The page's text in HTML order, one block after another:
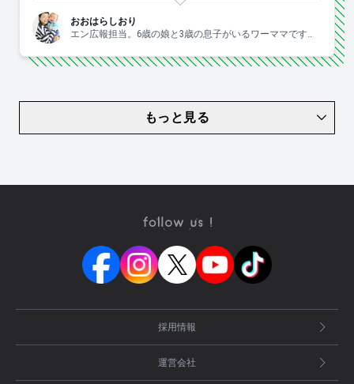
おおはらしおり
エン広報担当。6歳の娘と3歳の息子がいるワーママです。
芸、爆買、歌う、ジャニーズ。
もっと見る
採用情報
運営会社